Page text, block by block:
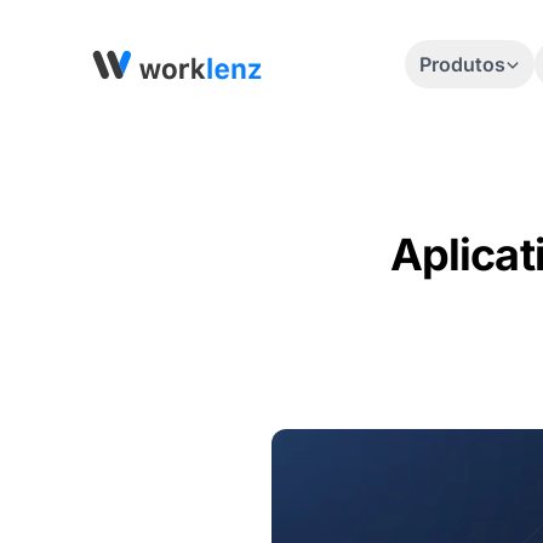
Produtos